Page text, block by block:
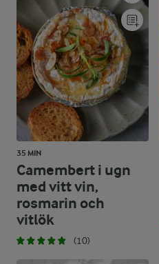
35 MIN
Camembert i ugn
med vitt vin,
rosmarin och
vitlök
(10)